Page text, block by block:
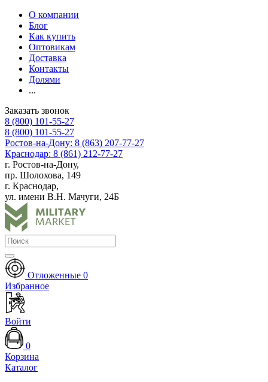
О компании
Блог
Как купить
Оптовикам
Доставка
Контакты
Долями
...
Заказать звонок
8 (800) 101-55-27
8 (800) 101-55-27
Ростов-на-Дону: 8 (863) 207-77-27
Краснодар: 8 (861) 212-77-27
г. Ростов-на-Дону,
пр. Шолохова, 149
г. Краснодар,
ул. имени В.Н. Мачуги, 24Б
Отложенные 0
Избранное
Войти
0
Корзина
Каталог